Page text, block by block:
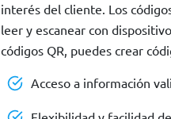
interés del cliente. Los
leer y escanear con
códigos QR, puedes crear
Acceso a información